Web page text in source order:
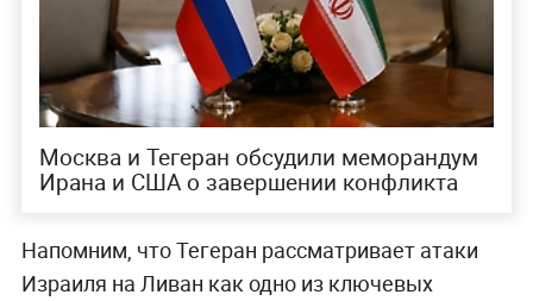
Москва и Тегеран обсудили меморандум
Ирана и США о завершении конфликта
Напомним, что Тегеран рассматривает атаки
Израиля на Ливан как одно из ключевых